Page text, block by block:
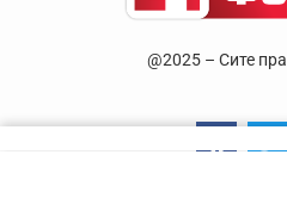
@2025 – Сите